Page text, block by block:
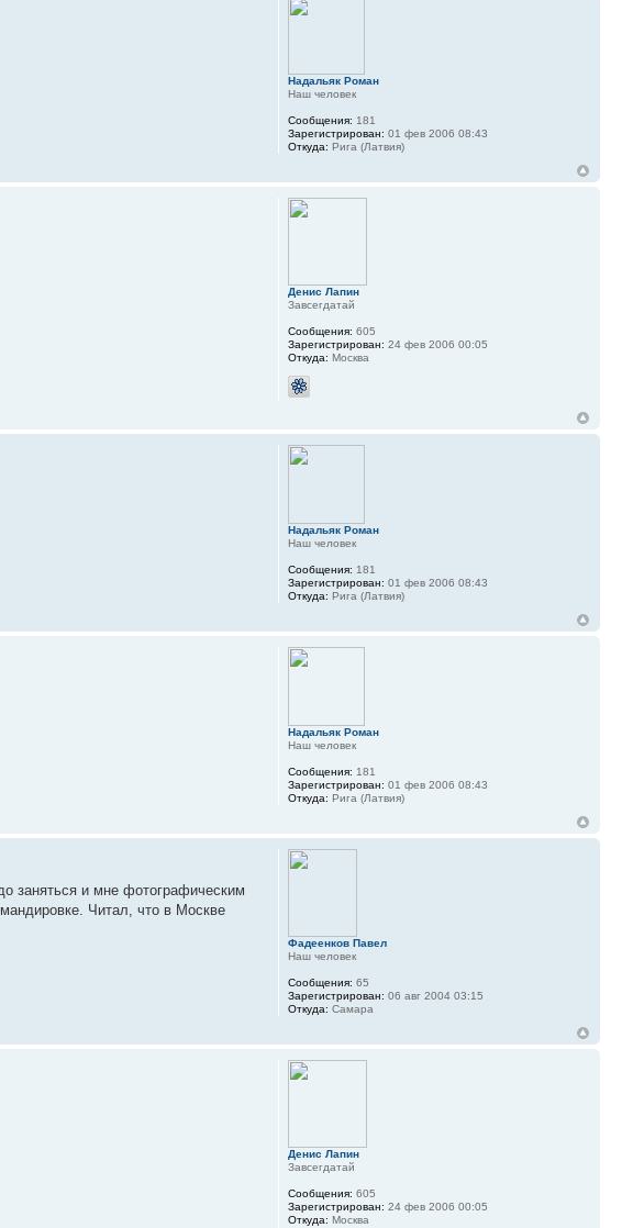
Надальяк Роман
Наш человек
Сообщения: 181
Зарегистрирован: 01 фев 2006 08:43
Откуда: Рига (Латвия)
Денис Лапин
Завсегдатай
Сообщения: 605
Зарегистрирован: 24 фев 2006 00:05
Откуда: Москва
Надальяк Роман
Наш человек
Сообщения: 181
Зарегистрирован: 01 фев 2006 08:43
Откуда: Рига (Латвия)
Надальяк Роман
Наш человек
Сообщения: 181
Зарегистрирован: 01 фев 2006 08:43
Откуда: Рига (Латвия)
заняться и мне фотографическим
Читал, что в Москве
Фадеенков Павел
Наш человек
Сообщения: 65
Зарегистрирован: 06 авг 2004 03:15
Откуда: Самара
Денис Лапин
Завсегдатай
Сообщения: 605
Зарегистрирован: 24 фев 2006 00:05
Откуда: Москва